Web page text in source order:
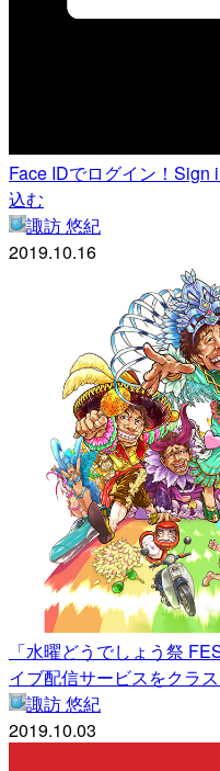
Face IDでログイン！Sign
込む
諏訪 悠紀
2019.10.16
「水曜どうでしょう祭
イブ配信サービスをクラ
諏訪 悠紀
2019.10.03